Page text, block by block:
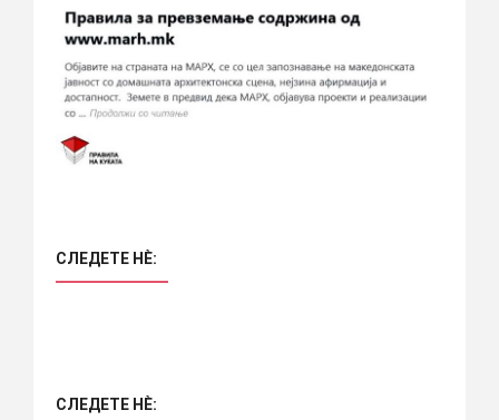
СЛЕДЕТЕ НÈ:
СЛЕДЕТЕ НÈ: